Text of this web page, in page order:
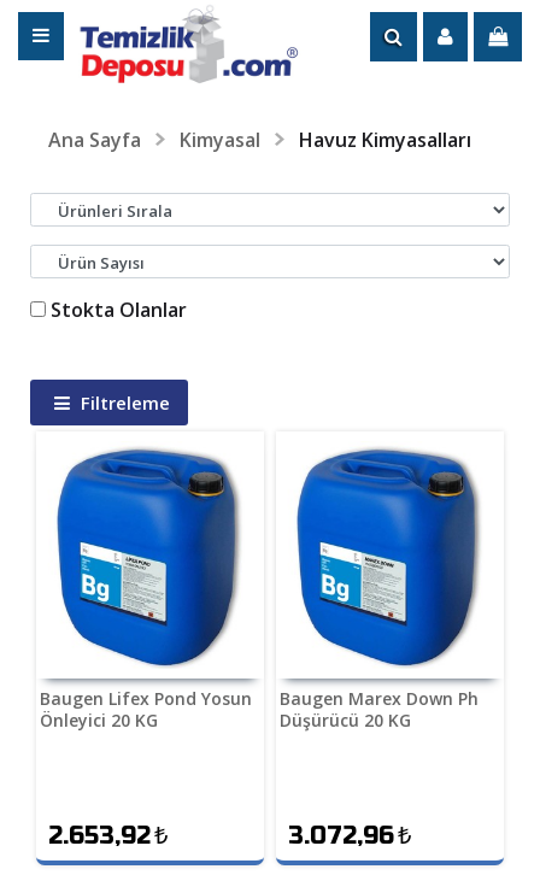
Ana Sayfa Kimyasal Havuz Kimyasalları
Stokta Olanlar
Filtreleme
Baugen Lifex Pond Yosun
Önleyici 20 KG
2.653,92₺
Baugen Marex Down Ph
Düşürücü 20 KG
3.072,96₺